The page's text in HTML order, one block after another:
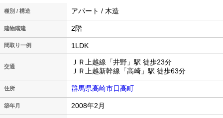
種別 / 構造 アパート / 木造
建物階建 2階
間取り一例 1LDK
交通
ＪＲ上越線「井野」駅 徒歩23分
ＪＲ上越新幹線「高崎」駅 徒歩63分
住所 群馬県高崎市日高町
築年月 2008年2月